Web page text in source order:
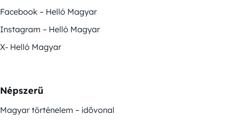
Facebook – Helló Magyar
Instagram – Helló Magyar
X- Helló Magyar
Népszerű
Magyar történelem – idővonal